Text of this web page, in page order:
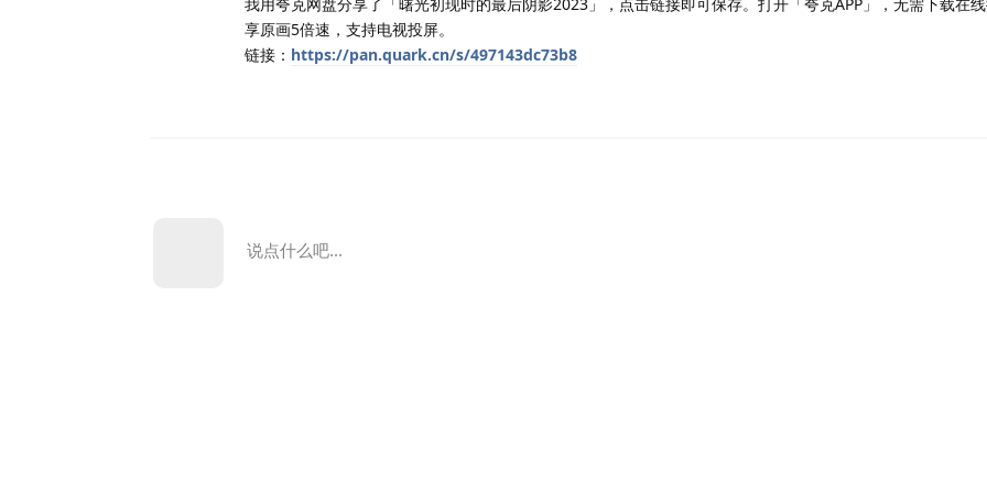
享原画5倍速，支持电视投屏。
链接： https://pan.quark.cn/s/497143dc73b8
说点什么吧...